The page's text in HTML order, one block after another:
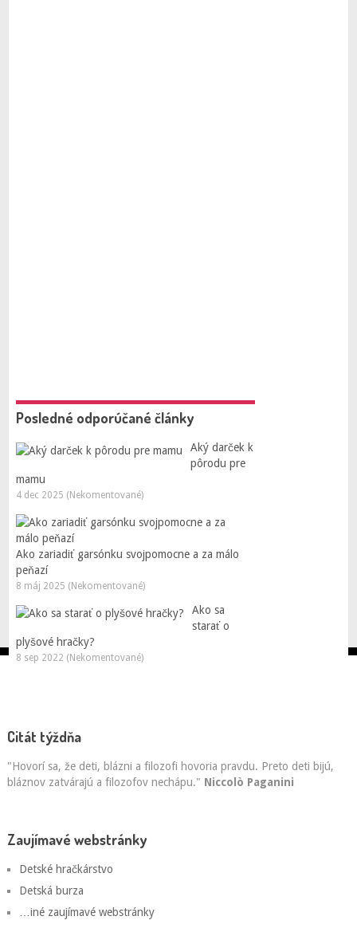
Posledné odporúčané články
Aký darček k
pôrodu pre
mamu
4 dec 2025 (Nekomentované)
Ako zariadiť garsónku svojpomocne a za málo
peňazí
8 máj 2025 (Nekomentované)
Ako sa
starať o
plyšové hračky?
8 sep 2022 (Nekomentované)
Citát týždňa
"Hovorí sa, že deti, blázni a filozofi hovoria pravdu. Preto deti bijú,
bláznov zatvárajú a filozofov nechápu." Niccolò Paganini
Zaujímavé webstránky
Detské hračkárstvo
Detská burza
…iné zaujímavé webstránky